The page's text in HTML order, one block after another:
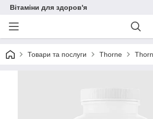
Вітаміни для здоров'я
Товари та послуги Thorne